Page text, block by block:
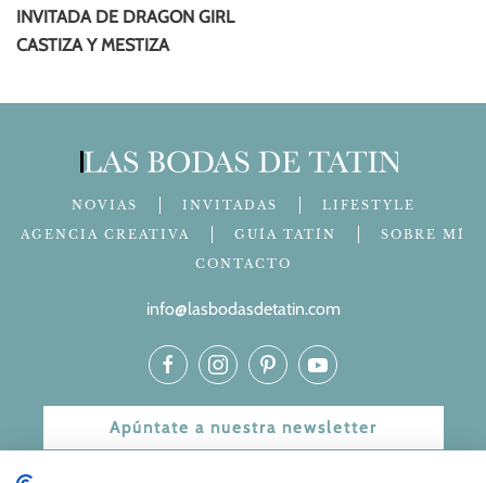
INVITADA DE DRAGON GIRL
CASTIZA Y MESTIZA
NOVIAS INVITADAS
LIFESTYLE
AGENCIA CREATIVA
GUÍA TATÍN
SOBRE MÍ
CONTACTO
info@lasbodasdetatin.com
Apúntate a nuestra newsletter